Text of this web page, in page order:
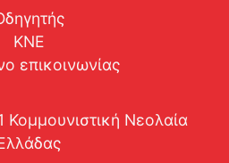
ΚΝΕ
επικοινωνίας
Νεολαία